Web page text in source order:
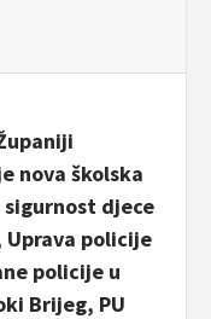
nova školska
djece
Uprava policije
policije u
Brijeg, PU